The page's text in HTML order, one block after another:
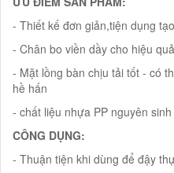
- Thiết kế đơn giản,tiện dụng
- Chân bo viền dầy cho hiệu
- Mặt lồng bàn chịu tải tốt - có
hề hấn
- chất liệu nhựa PP nguyên sinh
CÔNG DỤNG:
- Thuận tiện khi dùng để đậy